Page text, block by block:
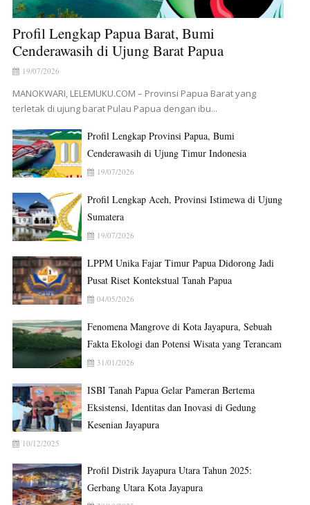
Profil Lengkap Papua Barat, Bumi
Cenderawasih di Ujung Barat Papua
19/07/2026
MANOKWARI, LELEMUKU.COM – Provinsi Papua Barat yang
terletak di ujung barat Pulau Papua dengan ibu...
Profil Lengkap Provinsi Papua, Bumi
Cenderawasih di Ujung Timur Indonesia
19/07/2026
Profil Lengkap Aceh, Provinsi Istimewa di Ujung
Sumatera
19/07/2026
LPPM Unika Fajar Timur Papua Didorong Jadi
Pusat Riset Kontekstual Tanah Papua
04/05/2026
Fenomena Mangrove di Kota Jayapura, Sebuah
Fakta Ekologi dan Potensi Wisata yang Terancam
31/01/2026
ISBI Tanah Papua Gelar Pameran Bertema
Eksistensi, Identitas dan Inovasi di Gedung
Kesenian Jayapura
10/12/2025
Profil Distrik Jayapura Utara Tahun 2025:
Gerbang Utara Kota Jayapura